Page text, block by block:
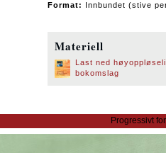
Format: Innbundet (stive
Materiell
Last ned
bokomslag
Progressivt